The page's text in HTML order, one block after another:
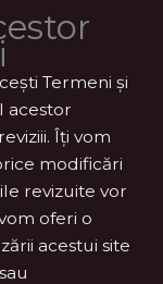
Termeni și
acestor
Îți vom
modificări
revizuite vor
oferi o
acestui site